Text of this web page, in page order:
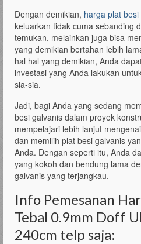
Dengan demikian, harga plat
keluarkan tidak cuma sebanding
temukan, melainkan juga bisa
yang demikian bertahan lebih
hal hal yang demikian, Anda
investasi yang Anda lakukan
sia-sia.
Jadi, bagi Anda yang sedang
besi galvanis dalam proyek
mempelajari lebih lanjut
dan memilih plat besi galvanis
Anda. Dengan seperti itu, Anda
yang kokoh dan bendung lama
galvanis yang terjangkau.
Info Pemesanan
Tebal 0.9mm Doff
240cm telp saja: